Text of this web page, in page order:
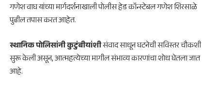
गणेश वाघ यांच्या मार्गदर्शनाखाली पोलीस हेड कॉन्स्टेबल गणेश शिरसाळे
पुढील तपास करत आहेत.
स्थानिक पोलिसांनी कुटुंबीयांशीसंवाद साधून घटनेची सविस्तर चौकशी
सुरू केली असून, आत्महत्येच्या मागील संभाव्य कारणांचा शोध घेतला जात
आहे.